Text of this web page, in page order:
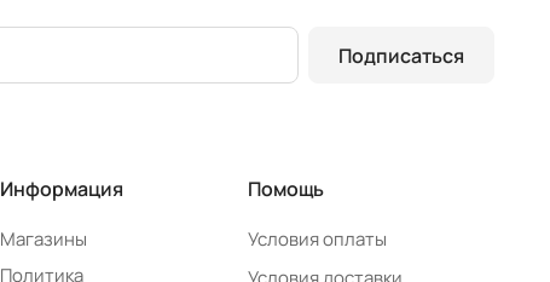
Подписаться
Информация
Магазины
Политика
Помощь
Условия оплаты